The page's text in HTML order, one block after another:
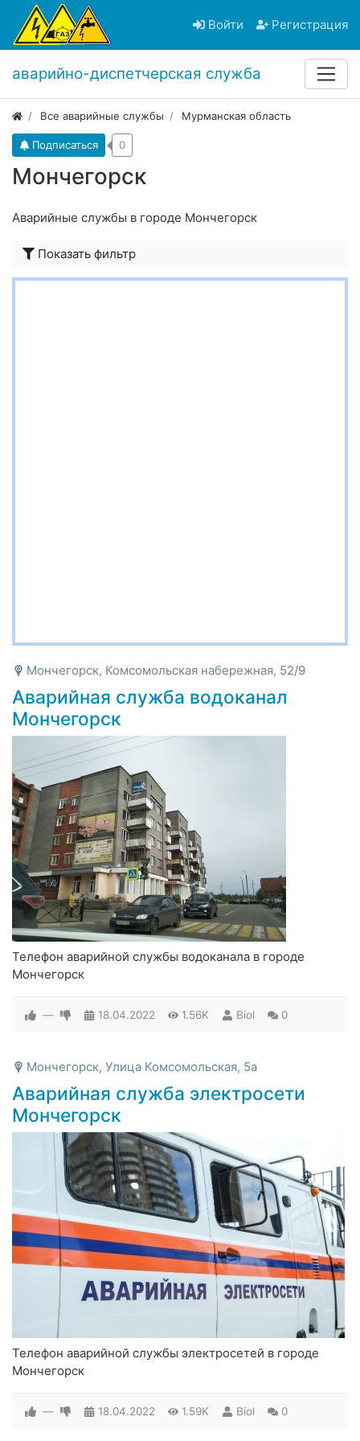
Войти Регистрация
аварийно-диспетчерская служба
Все аварийные службы Мурманская область
Мончегорск
Подписаться 0
Аварийные службы в городе Мончегорск
Показать фильтр
Мончегорск, Комсомольская набережная, 52/9
Аварийная служба водоканал
Мончегорск
Телефон аварийной службы водоканала в городе
Мончегорск
— 18.04.2022 1.56K Biol 0
Мончегорск, Улица Комсомольская, 5а
Аварийная служба электросети
Мончегорск
Телефон аварийной службы электросетей в городе
Мончегорск
— 18.04.2022 1.59K Biol 0